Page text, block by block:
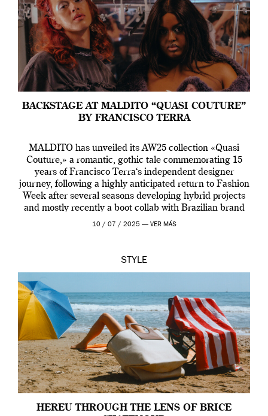
BACKSTAGE AT MALDITO “QUASI COUTURE”
BY FRANCISCO TERRA
MALDITO has unveiled its AW25 collection «Quasi
Couture,» a romantic, gothic tale commemorating 15
years of Francisco Terra‘s independent designer
journey, following a highly anticipated return to Fashion
Week after several seasons developing hybrid projects
and mostly recently a boot collab with Brazilian brand
Melissa. This fashion show is a component of Francisco
10 / 07 / 2025 — VER MÁS
STYLE
HEREU THROUGH THE LENS OF BRICE